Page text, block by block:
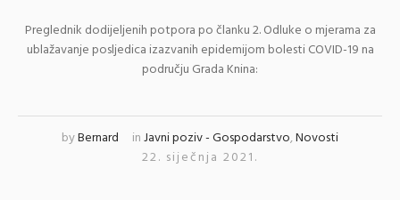
Preglednik dodijeljenih potpora po članku 2. Odluke o mjerama za
ublažavanje posljedica izazvanih epidemijom bolesti COVID-19 na
području Grada Knina:
byBernard inJavni poziv - Gospodarstvo,Novosti
22. siječnja 2021.